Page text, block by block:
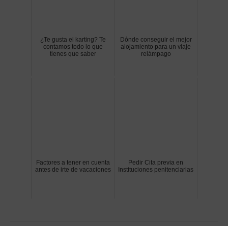
¿Te gusta el karting? Te
contamos todo lo que
tienes que saber
Dónde conseguir el mejor
alojamiento para un viaje
relámpago
Factores a tener en cuenta
antes de irte de vacaciones
Pedir Cita previa en
Instituciones penitenciarias